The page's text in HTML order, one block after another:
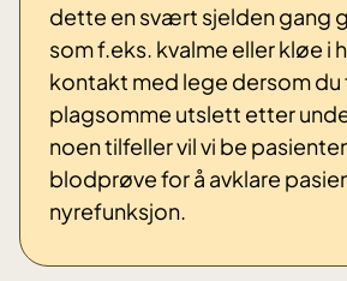
dette en svært sjelden gang
som f.eks. kvalme eller kløe i
kontakt med lege dersom du
plagsomme utslett etter
noen tilfeller vil vi be
blodprøve for å avklare
nyrefunksjon.